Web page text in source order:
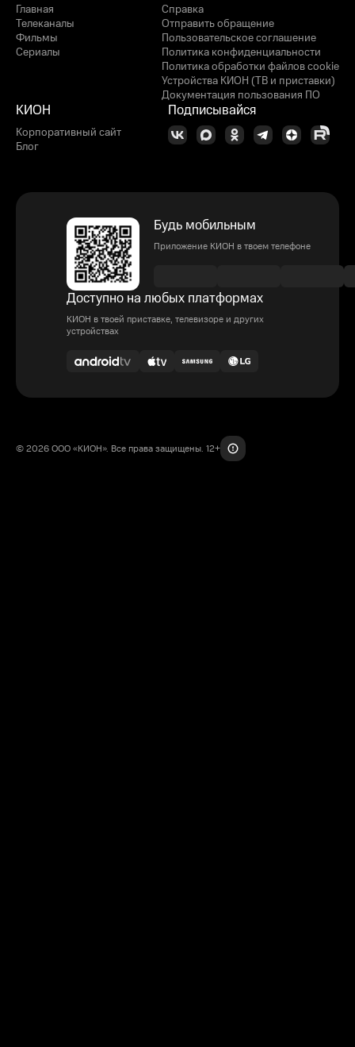
Главная
Телеканалы
Фильмы
Сериалы
Справка
Отправить обращение
Пользовательское соглашение
Политика конфиденциальности
Политика обработки файлов cookie
Устройства КИОН (ТВ и приставки)
Документация пользования ПО
КИОН
Корпоративный сайт
Блог
Подписывайся
Будь мобильным
Приложение КИОН в твоем телефоне
Доступно на любых платформах
КИОН в твоей приставке, телевизоре и других
устройствах
© 2026 ООО «КИОН». Все права защищены. 12+